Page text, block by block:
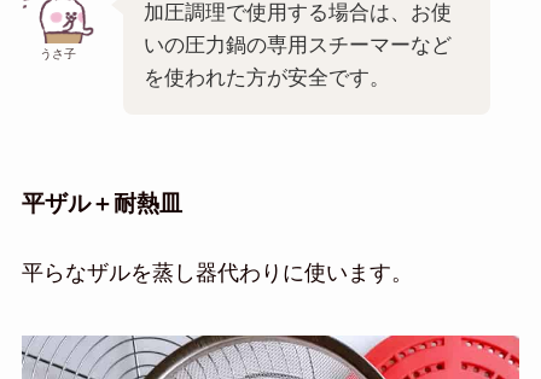
うさ子
加圧調理で使用する場合は、お使
いの圧力鍋の専用スチーマーなど
を使われた方が安全です。
平ザル＋耐熱皿
平らなザルを蒸し器代わりに使います。